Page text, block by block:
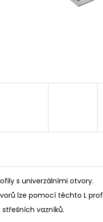
s univerzálními otvory.
lze pomocí těchto L
vazníků.